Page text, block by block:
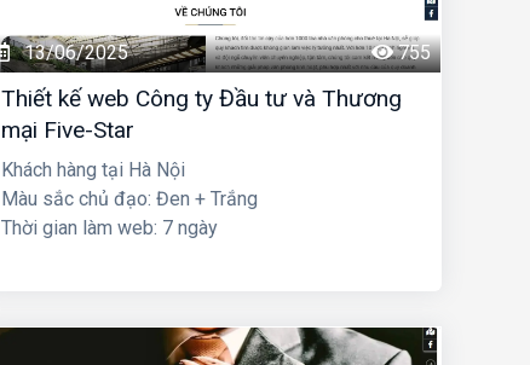
13/06/2025 755
Thiết kế web Công ty Đầu tư và Thương
mại Five-Star
Khách hàng tại Hà Nội
Màu sắc chủ đạo: Đen + Trắng
Thời gian làm web: 7 ngày